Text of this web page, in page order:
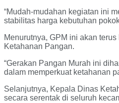
“Mudah-mudahan kegiatan ini
stabilitas harga kebutuhan
Menurutnya, GPM ini akan
Ketahanan Pangan.
“Gerakan Pangan Murah ini
dalam memperkuat ketahanan
Selanjutnya, Kepala Dinas
secara serentak di seluruh